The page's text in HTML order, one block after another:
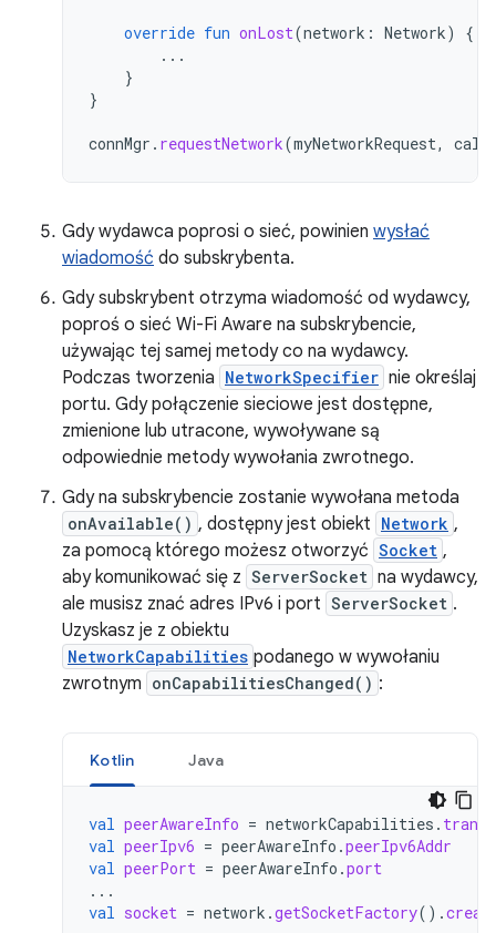
override fun onLost(network : Network)
{
...
}
}
connMgr . requestNetwork(myNetworkRequest,
Gdy wydawca poprosi o sieć, powinien wysłać
wiadomość do subskrybenta.
Gdy subskrybent otrzyma wiadomość od wydawcy,
poproś o sieć Wi-Fi Aware na subskrybencie,
używając tej samej metody co na wydawcy.
Podczas tworzenia NetworkSpecifier nie określaj
portu. Gdy połączenie sieciowe jest dostępne,
zmienione lub utracone, wywoływane są
odpowiednie metody wywołania zwrotnego.
Gdy na subskrybencie zostanie wywołana metoda
onAvailable() , dostępny jest obiekt Network ,
za pomocą którego możesz otworzyć Socket ,
aby komunikować się z ServerSocket na wydawcy,
ale musisz znać adres IPv6 i port ServerSocket .
Uzyskasz je z obiektu
NetworkCapabilities podanego w wywołaniu
zwrotnym onCapabilitiesChanged() :
Kotlin Java
val peerAwareInfo = networkCapabilities .
val peerIpv6 = peerAwareInfo .peerIpv6Addr
val peerPort = peerAwareInfo .port
...
val socket = network .getSocketFactory().